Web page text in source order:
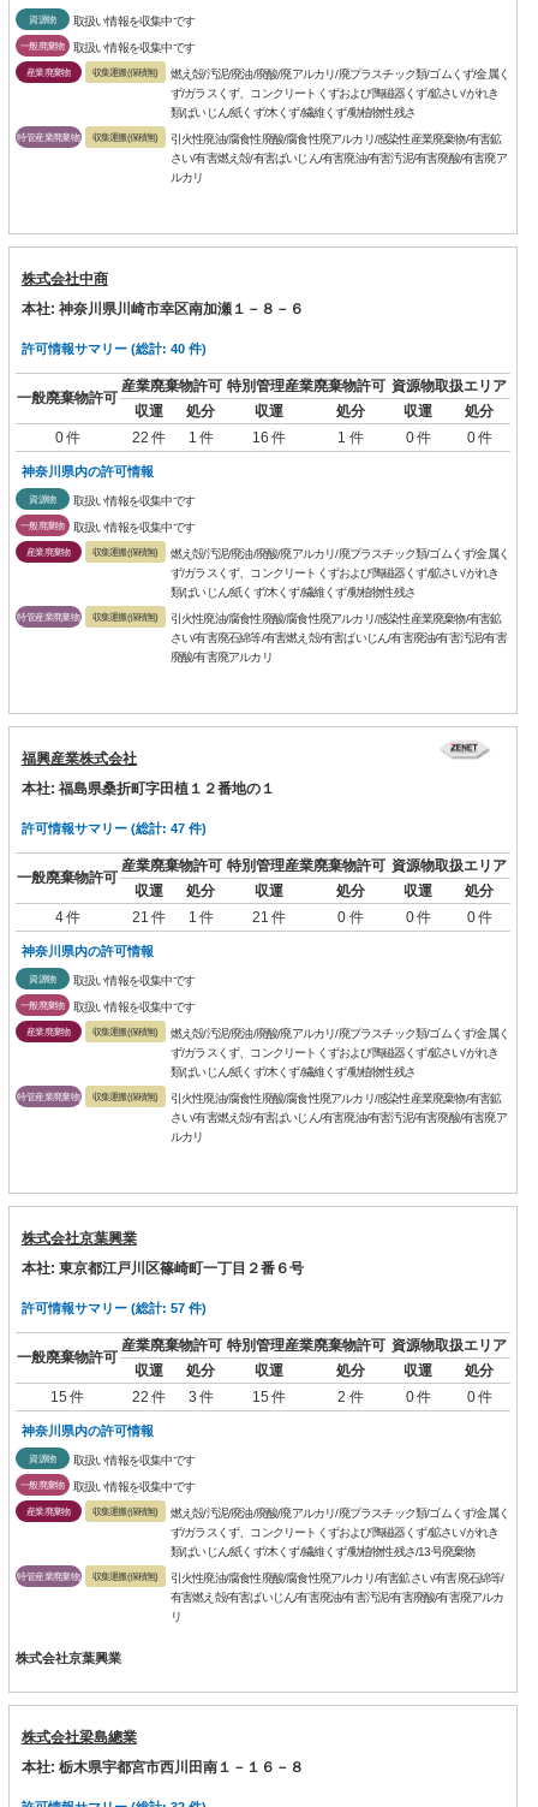
資源物 取扱い情報を収集中です
一般廃棄物 取扱い情報を収集中です
産業廃棄物 収集運搬(保積無)
燃え殻/汚泥/廃油/廃酸/廃アルカリ/廃プラスチック類/ゴムくず/金属く
ず/ガラスくず、コンクリートくずおよび陶磁器くず/鉱さい/がれき
類/ばいじん/紙くず/木くず/繊維くず/動植物性残さ
特管産業廃棄物 収集運搬(保積無)
引火性廃油/腐食性廃酸/腐食性廃アルカリ/感染性産業廃棄物/有害鉱
さい/有害燃え殻/有害ばいじん/有害廃油/有害汚泥/有害廃酸/有害廃ア
ルカリ
株式会社中商
本社: 神奈川県川崎市幸区南加瀬１－８－６
許可情報サマリー (総計: 40 件)
一般廃棄物許可
産業廃棄物許可 特別管理産業廃棄物許可 資源物取扱エリア
収運
処分 収運 処分 収運
処分
0 件
22 件 1 件 16 件 1 件 0 件 0 件
神奈川県内の許可情報
資源物 取扱い情報を収集中です
一般廃棄物 取扱い情報を収集中です
産業廃棄物 収集運搬(保積無)
燃え殻/汚泥/廃油/廃酸/廃アルカリ/廃プラスチック類/ゴムくず/金属く
ず/ガラスくず、コンクリートくずおよび陶磁器くず/鉱さい/がれき
類/ばいじん/紙くず/木くず/繊維くず/動植物性残さ
特管産業廃棄物 収集運搬(保積無)
引火性廃油/腐食性廃酸/腐食性廃アルカリ/感染性産業廃棄物/有害鉱
さい/有害廃石綿等/有害燃え殻/有害ばいじん/有害廃油/有害汚泥/有害
廃酸/有害廃アルカリ
福興産業株式会社
本社: 福島県桑折町字田植１２番地の１
許可情報サマリー (総計: 47 件)
一般廃棄物許可
産業廃棄物許可 特別管理産業廃棄物許可 資源物取扱エリア
収運
処分 収運 処分 収運
処分
4 件
21 件 1 件 21 件 0 件 0 件 0 件
神奈川県内の許可情報
資源物 取扱い情報を収集中です
一般廃棄物 取扱い情報を収集中です
産業廃棄物 収集運搬(保積無)
燃え殻/汚泥/廃油/廃酸/廃アルカリ/廃プラスチック類/ゴムくず/金属く
ず/ガラスくず、コンクリートくずおよび陶磁器くず/鉱さい/がれき
類/ばいじん/紙くず/木くず/繊維くず/動植物性残さ
特管産業廃棄物 収集運搬(保積無)
引火性廃油/腐食性廃酸/腐食性廃アルカリ/感染性産業廃棄物/有害鉱
さい/有害燃え殻/有害ばいじん/有害廃油/有害汚泥/有害廃酸/有害廃ア
ルカリ
株式会社京葉興業
本社: 東京都江戸川区篠崎町一丁目２番６号
許可情報サマリー (総計: 57 件)
一般廃棄物許可
産業廃棄物許可 特別管理産業廃棄物許可 資源物取扱エリア
収運
処分 収運 処分 収運
処分
15 件
22 件 3 件 15 件 2 件 0 件 0 件
神奈川県内の許可情報
資源物 取扱い情報を収集中です
一般廃棄物 取扱い情報を収集中です
産業廃棄物 収集運搬(保積無)
燃え殻/汚泥/廃油/廃酸/廃アルカリ/廃プラスチック類/ゴムくず/金属く
ず/ガラスくず、コンクリートくずおよび陶磁器くず/鉱さい/がれき
類/ばいじん/紙くず/木くず/繊維くず/動植物性残さ/13号廃棄物
特管産業廃棄物 収集運搬(保積無)
引火性廃油/腐食性廃酸/腐食性廃アルカリ/有害鉱さい/有害廃石綿等/
有害燃え殻/有害ばいじん/有害廃油/有害汚泥/有害廃酸/有害廃アルカ
リ
株式会社京葉興業
株式会社梁島總業
本社: 栃木県宇都宮市西川田南１－１６－８